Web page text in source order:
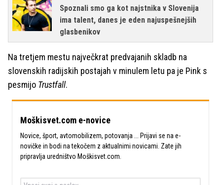
Spoznali smo ga kot najstnika v Slovenija
ima talent, danes je eden najuspešnejših
glasbenikov
Na tretjem mestu največkrat predvajanih skladb na
slovenskih radijskih postajah v minulem letu pa je Pink s
pesmijo Trustfall.
Moškisvet.com e-novice
Novice, šport, avtomobilizem, potovanja ... Prijavi se na e-
novičke in bodi na tekočem z aktualnimi novicami. Zate jih
pripravlja uredništvo Moškisvet.com.